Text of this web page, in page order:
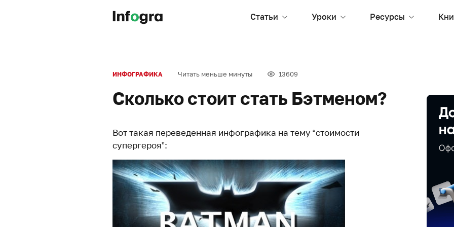
Статьи Уроки Ресурсы
ИНФОГРАФИКА Читать меньше минуты 13609
Сколько стоит стать Бэтменом?
Вот такая переведенная инфографика на тему “стоимости
супергероя”: